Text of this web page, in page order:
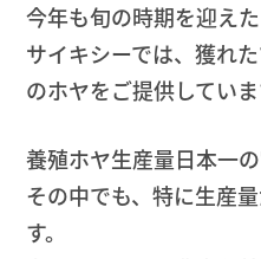
今年も旬の時期を迎えた
サイキシーでは、獲れ
のホヤをご提供していま
養殖ホヤ生産量日本一の
その中でも、特に生産
す。